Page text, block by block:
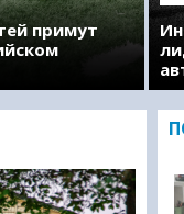
примут